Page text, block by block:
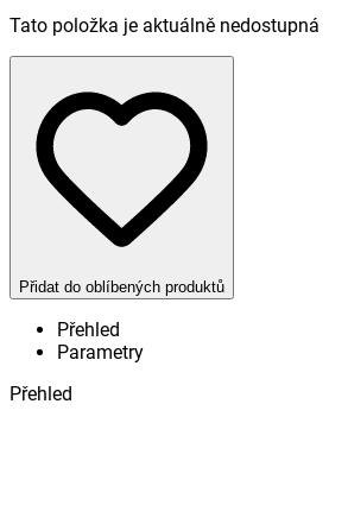
Tato položka je aktuálně nedostupná
Přidat do oblíbených produktů
Přehled
Parametry
Přehled